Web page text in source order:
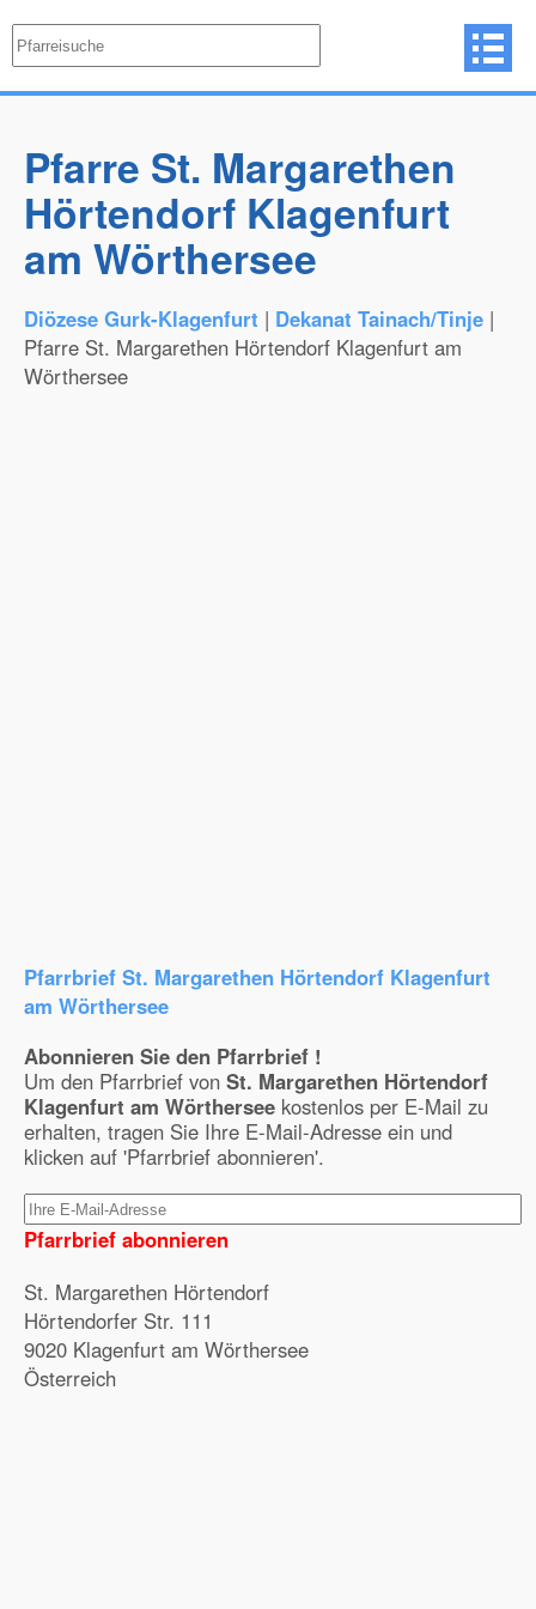
Pfarre St. Margarethen
Hörtendorf Klagenfurt
am Wörthersee
Diözese Gurk-Klagenfurt | Dekanat Tainach/Tinje |
Pfarre St. Margarethen Hörtendorf Klagenfurt am
Wörthersee
Pfarrbrief St. Margarethen Hörtendorf Klagenfurt
am Wörthersee
Abonnieren Sie den Pfarrbrief !
Um den Pfarrbrief von St. Margarethen Hörtendorf
Klagenfurt am Wörthersee kostenlos per E-Mail zu
erhalten, tragen Sie Ihre E-Mail-Adresse ein und
klicken auf 'Pfarrbrief abonnieren'.
Pfarrbrief abonnieren
St. Margarethen Hörtendorf
Hörtendorfer Str. 111
9020 Klagenfurt am Wörthersee
Österreich